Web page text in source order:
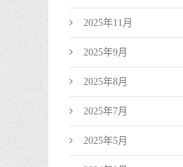
2025年11月
2025年9月
2025年8月
2025年7月
2025年5月